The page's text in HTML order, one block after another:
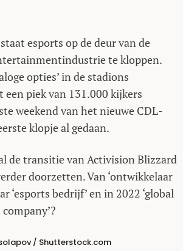
esports op de deur van de
te kloppen.
opties’ in de stadions
een piek van 131.000 kijkers
weekend van het nieuwe CDL-
klopje al gedaan.
de transitie van Activision Blizzard
doorzetten. Van ‘ontwikkelaar
‘esports bedrijf’ en in 2022 ‘global
/ Shutterstock.com